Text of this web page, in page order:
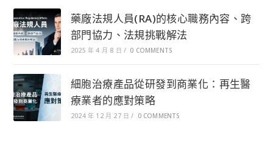
藥廠法規人員(RA)的核心職務內容、跨
部門協力、法規挑戰解法
2025 年 4 月 8 日 / 0 COMMENTS
細胞治療產品從研發到商業化：再生醫
療業者的應對策略
2024 年 12 月 27 日 / 0 COMMENTS